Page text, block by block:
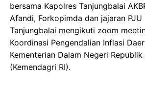
bersama Kapolres Tanjungbalai
Afandi, Forkopimda dan jajaran PJU
Tanjungbalai mengikuti zoom
Koordinasi Pengendalian Inflasi
Kementerian Dalam Negeri Republik
(Kemendagri RI).